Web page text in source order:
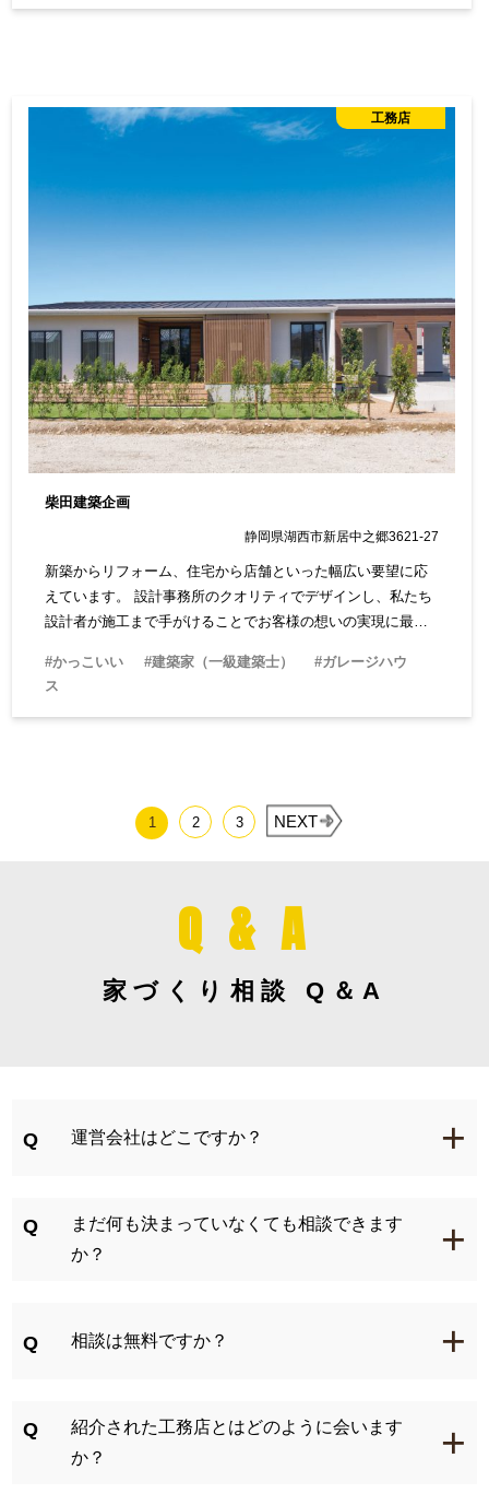
工務店
柴田建築企画
静岡県湖西市新居中之郷3621-27
新築からリフォーム、住宅から店舗といった幅広い要望に応
えています。 設計事務所のクオリティでデザインし、私たち
設計者が施工まで手がけることでお客様の想いの実現に最後
#かっこいい #建築家（一級建築士）
#ガレージハウ
ス
1 2 3 NEXT
Q & A
家づくり相談 Q＆A
Q 運営会社はどこですか？ +
Q
まだ何も決まっていなくても相談できます
か？
+
Q 相談は無料ですか？ +
Q
紹介された工務店とはどのように会います
か？
+